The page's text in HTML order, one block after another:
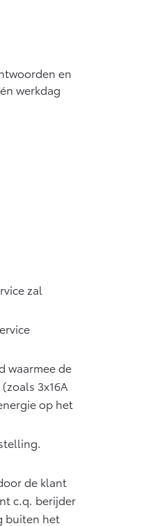
en
werkdag
zal
waarmee de
3x16A
op het
de klant
c.q. berijder
buiten het